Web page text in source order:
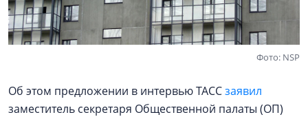
Фото: NSP
Об этом предложении в интервью ТАССзаявил
заместитель секретаря Общественной палаты (ОП)